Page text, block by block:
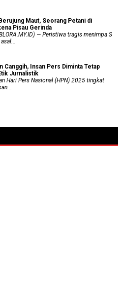
Maut, Seorang Petani di
Pisau Gerinda
— Peristiwa tragis menimpa S
Canggih, Insan Pers Diminta Tetap
Jurnalistik
Hari Pers Nasional (HPN) 2025 tingkat